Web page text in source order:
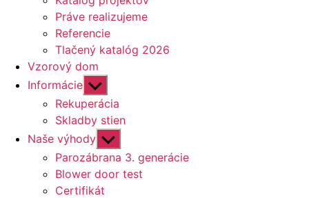
úroveň
navigácie
Práve realizujeme
Referencie
Tlačený katalóg 2026
Vzorový dom
Informácie Zobraziť
druhú
úroveň
navigácie
Rekuperácia
Skladby stien
Naše výhody Zobraziť
druhú
úroveň
navigácie
Parozábrana 3. generácie
Blower door test
Certifikát